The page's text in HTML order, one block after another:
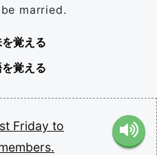
married.
覚える
覚える
Friday to